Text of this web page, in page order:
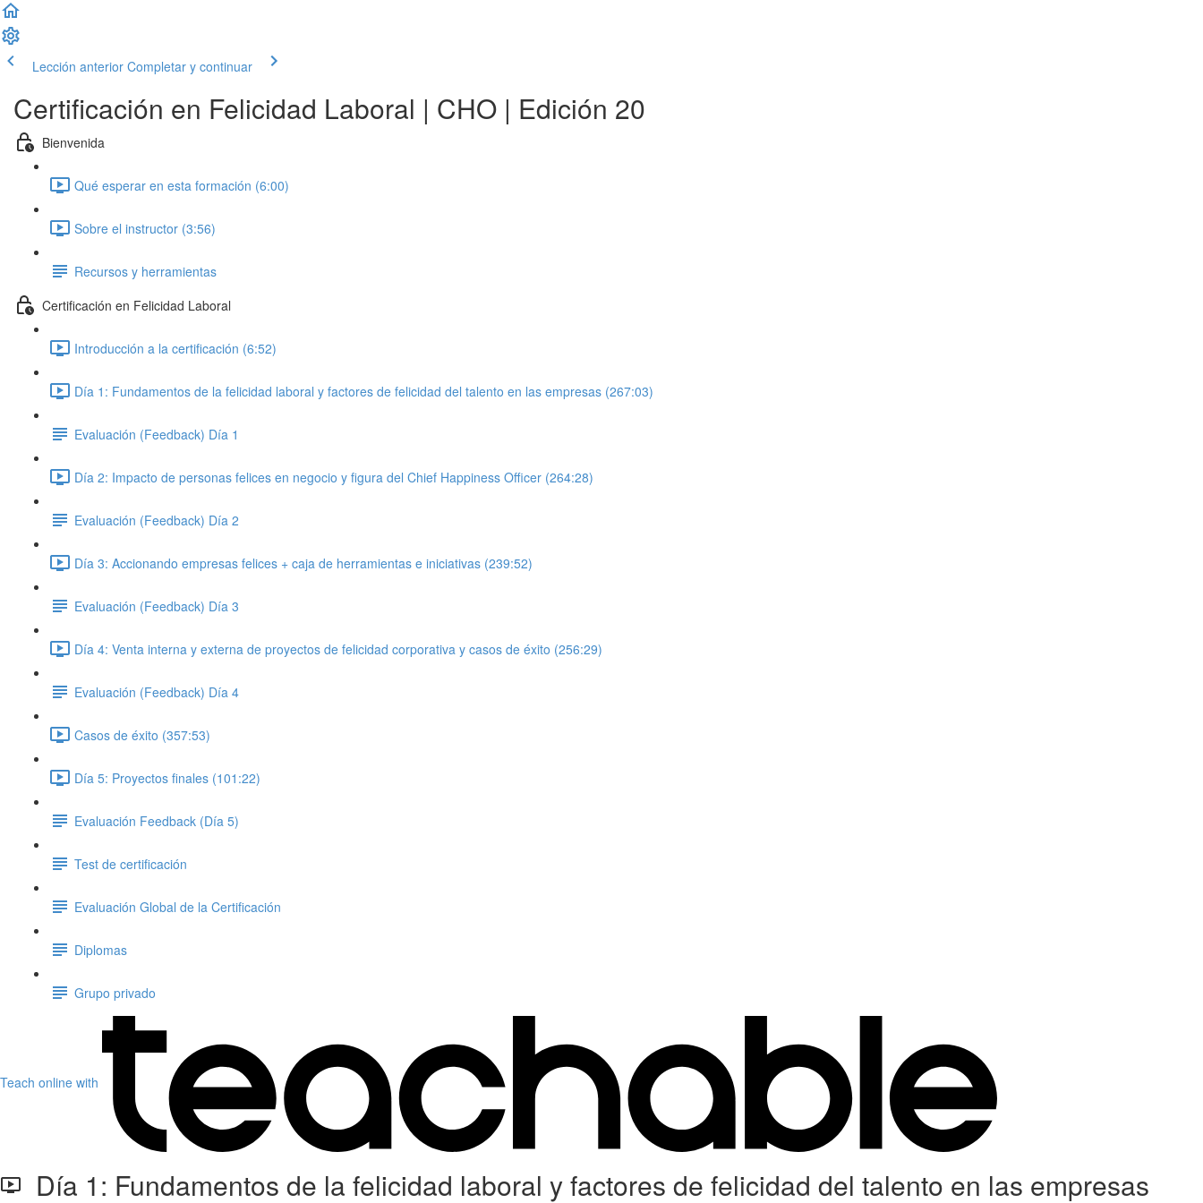
Lección anterior Completar y continuar
Certificación en Felicidad Laboral | CHO | Edición 20
Bienvenida
Qué esperar en esta formación (6:00)
Sobre el instructor (3:56)
Recursos y herramientas
Certificación en Felicidad Laboral
Introducción a la certificación (6:52)
Día 1: Fundamentos de la felicidad laboral y factores de felicidad del talento en las empresas (267:03)
Evaluación (Feedback) Día 1
Día 2: Impacto de personas felices en negocio y figura del Chief Happiness Officer (264:28)
Evaluación (Feedback) Día 2
Día 3: Accionando empresas felices + caja de herramientas e iniciativas (239:52)
Evaluación (Feedback) Día 3
Día 4: Venta interna y externa de proyectos de felicidad corporativa y casos de éxito (256:29)
Evaluación (Feedback) Día 4
Casos de éxito (357:53)
Día 5: Proyectos finales (101:22)
Evaluación Feedback (Día 5)
Test de certificación
Evaluación Global de la Certificación
Diplomas
Grupo privado
Teach online with
Día 1: Fundamentos de la felicidad laboral y factores de felicidad del talento en las empresas